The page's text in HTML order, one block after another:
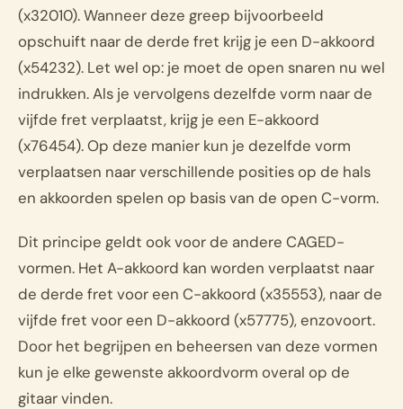
(x32010). Wanneer deze greep bijvoorbeeld
opschuift naar de derde fret krijg je een D-akkoord
(x54232). Let wel op: je moet de open snaren nu wel
indrukken. Als je vervolgens dezelfde vorm naar de
vijfde fret verplaatst, krijg je een E-akkoord
(x76454). Op deze manier kun je dezelfde vorm
verplaatsen naar verschillende posities op de hals
en akkoorden spelen op basis van de open C-vorm.
Dit principe geldt ook voor de andere CAGED-
vormen. Het A-akkoord kan worden verplaatst naar
de derde fret voor een C-akkoord (x35553), naar de
vijfde fret voor een D-akkoord (x57775), enzovoort.
Door het begrijpen en beheersen van deze vormen
kun je elke gewenste akkoordvorm overal op de
gitaar vinden.